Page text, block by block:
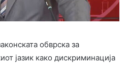
обврска за
јазик како дискриминација